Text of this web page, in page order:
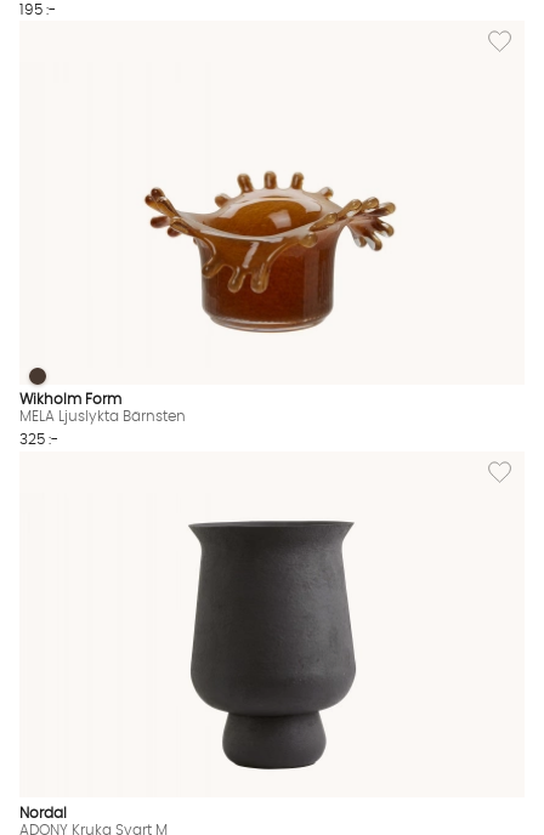
195 :-
Lägg
MELA Ljuslykta Bärnsten Finns även i dessa färger:
MELA Ljuslykta Bärnsten
Wikholm Form
MELA Ljuslykta Bärnsten
325 :-
Lägg
Nordal
ADONY Kruka Svart M